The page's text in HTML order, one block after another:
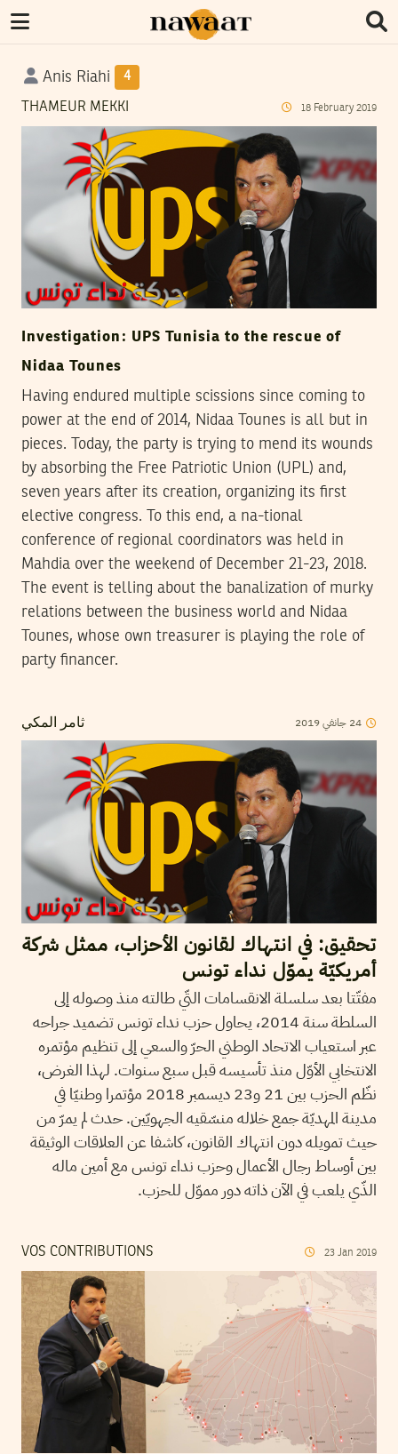
Anis Riahi 4
THAMEUR MEKKI 18 February 2019
Investigation: UPS Tunisia to the rescue of
Nidaa Tounes
Having endured multiple scissions since coming to
power at the end of 2014, Nidaa Tounes is all but in
pieces. Today, the party is trying to mend its wounds
by absorbing the Free Patriotic Union (UPL) and,
seven years after its creation, organizing its first
elective congress. To this end, a na-tional
conference of regional coordinators was held in
Mahdia over the weekend of December 21-23, 2018.
The event is telling about the banalization of murky
relations between the business world and Nidaa
Tounes, whose own treasurer is playing the role of
party financer.
ثامر المكي 24 جانفي2019
تحقيق: في انتهاك لقانون الأحزاب، ممثل شركة
أمريكيّة يموّل نداء تونس
مفتّتا بعد سلسلة الانقسامات التّي طالته منذ وصوله إلى
السلطة سنة 2014، يحاول حزب نداء تونس تضميد جراحه
عبر استعياب الاتحاد الوطني الحرّ والسعي إلى تنظيم مؤتمره
الانتخابي الأوّل منذ تأسيسه قبل سبع سنوات. لهذا الغرض،
نظّم الحزب بين 21 و23 ديسمبر 2018 مؤتمرا وطنيّا في
مدينة المهديّة جمع خلاله منسّقيه الجهويّين. حدث لم يمرّ من
حيث تمويله دون انتهاك القانون، كاشفا عن العلاقات الوثيقة
بين أوساط رجال الأعمال وحزب نداء تونس مع أمين ماله
الذّي يلعب في الآن ذاته دور مموّل للحزب.
VOS CONTRIBUTIONS 23 Jan 2019